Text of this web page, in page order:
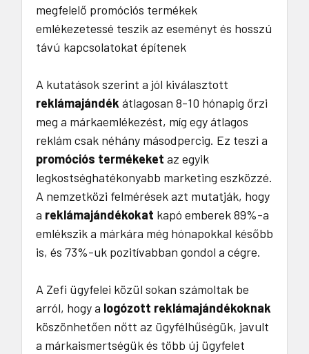
megfelelő promóciós termékek
emlékezetessé teszik az eseményt és hosszú
távú kapcsolatokat építenek
A kutatások szerint a jól kiválasztott
reklámajándékátlagosan 8-10 hónapig őrzi
meg a márkaemlékezést, míg egy átlagos
reklám csak néhány másodpercig. Ez teszi a
promóciós termékeket az egyik
legkostséghatékonyabb marketing eszközzé.
A nemzetközi felmérések azt mutatják, hogy
a reklámajándékokat kapó emberek 89%-a
emlékszik a márkára még hónapokkal később
is, és 73%-uk pozitívabban gondol a cégre.
A Zefi ügyfelei közül sokan számoltak be
arról, hogy a logózott reklámajándékoknak
köszönhetően nőtt az ügyfélhűségük, javult
a márkaismertségük és több új ügyfelet